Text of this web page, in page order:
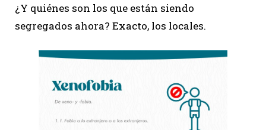
¿Y quiénes son los que están siendo
segregados ahora? Exacto, los locales.